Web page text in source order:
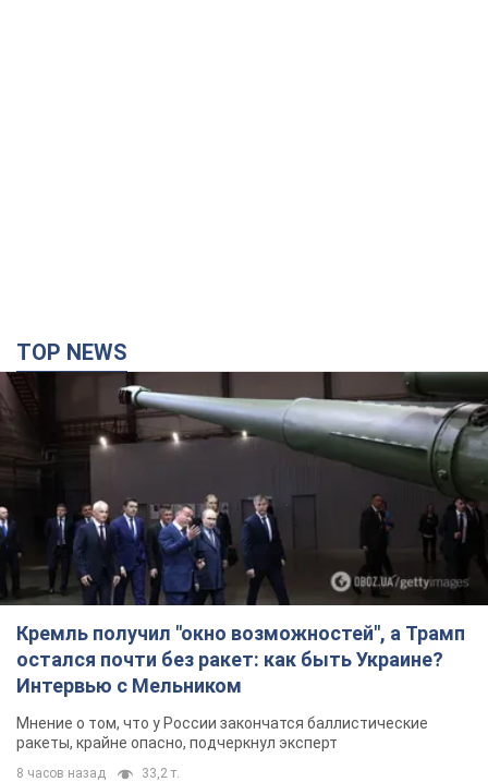
TOP NEWS
Кремль получил "окно возможностей", а Трамп
остался почти без ракет: как быть Украине?
Интервью с Мельником
Мнение о том, что у России закончатся баллистические
ракеты, крайне опасно, подчеркнул эксперт
8 часов назад 33,2 т.